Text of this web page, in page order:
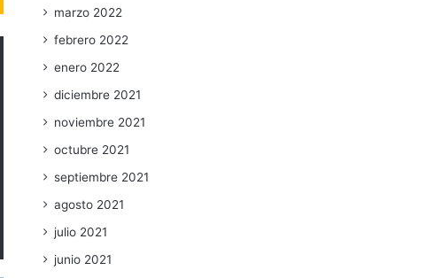
marzo 2022
febrero 2022
enero 2022
diciembre 2021
noviembre 2021
octubre 2021
septiembre 2021
agosto 2021
julio 2021
junio 2021